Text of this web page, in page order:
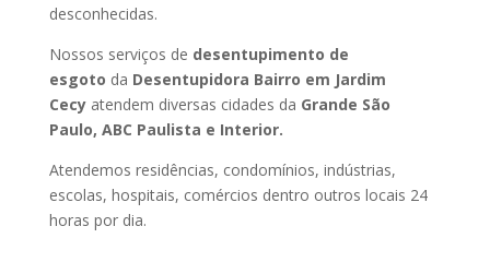
desconhecidas.
Nossos serviços de desentupimento de
esgoto da Desentupidora Bairro em Jardim
Cecy atendem diversas cidades da Grande São
Paulo, ABC Paulista e Interior.
Atendemos residências, condomínios, indústrias,
escolas, hospitais, comércios dentro outros locais 24
horas por dia.